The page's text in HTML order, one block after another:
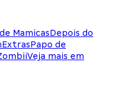
MamicasDepois do
ExtrasPapo de
Veja mais em